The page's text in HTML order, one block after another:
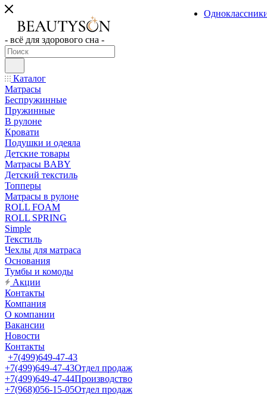
- всё для здорового сна -
Каталог
Матрасы
Беспружинные
Пружинные
В рулоне
Кровати
Подушки и одеяла
Детские товары
Матрасы BABY
Детский текстиль
Топперы
Матрасы в рулоне
ROLL FOAM
ROLL SPRING
Simple
Текстиль
Чехлы для матраса
Основания
Тумбы и комоды
Акции
Контакты
Компания
О компании
Вакансии
Новости
Контакты
+7(499)649-47-43
+7(499)649-47-43Отдел продаж
+7(499)649-47-44Производство
+7(968)056-15-05Отдел продаж